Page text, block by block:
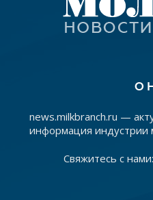
О
news.milkbranch.ru —
информация индустрии
Свяжитесь с нами: